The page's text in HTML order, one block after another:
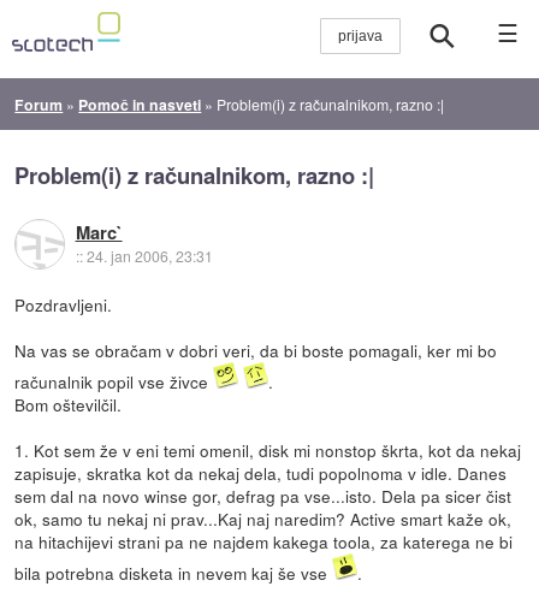
☰
Forum » Pomoč in nasveti » Problem(i) z računalnikom, razno :|
Problem(i) z računalnikom, razno :|
Marc`
::24. jan 2006, 23:31
Pozdravljeni.
Na vas se obračam v dobri veri, da bi boste pomagali, ker mi bo
računalnik popil vse živce
.
Bom oštevilčil.
1. Kot sem že v eni temi omenil, disk mi nonstop škrta, kot da nekaj
zapisuje, skratka kot da nekaj dela, tudi popolnoma v idle. Danes
sem dal na novo winse gor, defrag pa vse...isto. Dela pa sicer čist
ok, samo tu nekaj ni prav...Kaj naj naredim? Active smart kaže ok,
na hitachijevi strani pa ne najdem kakega toola, za katerega ne bi
bila potrebna disketa in nevem kaj še vse
.